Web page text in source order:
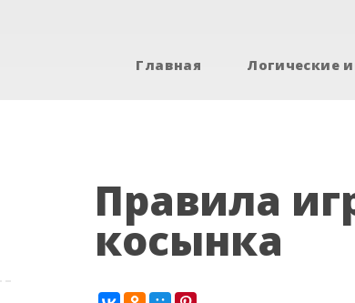
Главная Логические
Правила
косынка